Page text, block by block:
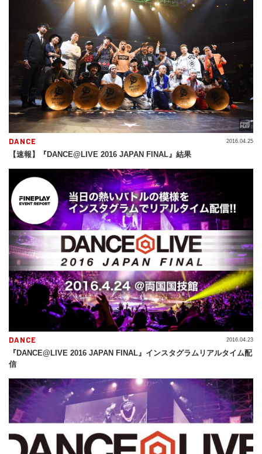
DANCE
【速報】『DANCE@LIVE 2016 JAPAN FINAL』結果
2016.04.25
DANCE
『DANCE@LIVE 2016 JAPAN FINAL』インスタグラムリアルタイム配
信
2016.04.23